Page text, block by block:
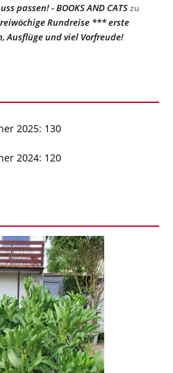
passen! - BOOKS AND CATSzu
Rundreise *** erste
Ausflüge und viel Vorfreude!
2025: 130
2024: 120